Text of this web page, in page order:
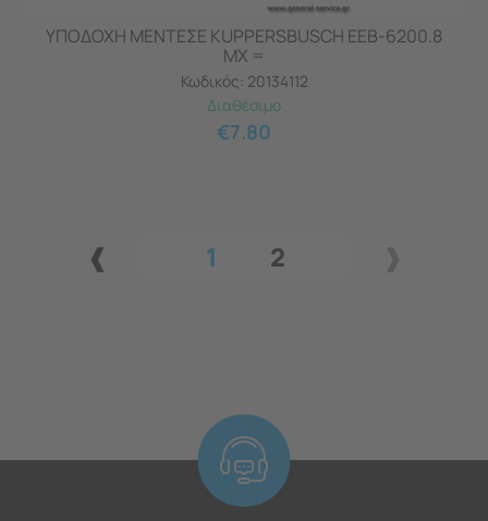
ΥΠΟΔΟΧΗ ΜΕΝΤΕΣΕ KUPPERSBUSCH ΕΕΒ-6200.8
ΜΧ =
Κωδικός: 20134112
Διαθέσιμο
€7.80
1 2